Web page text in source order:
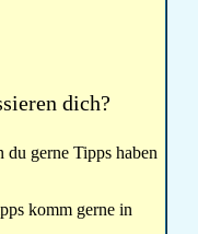
dich?
du gerne Tipps haben
komm gerne in